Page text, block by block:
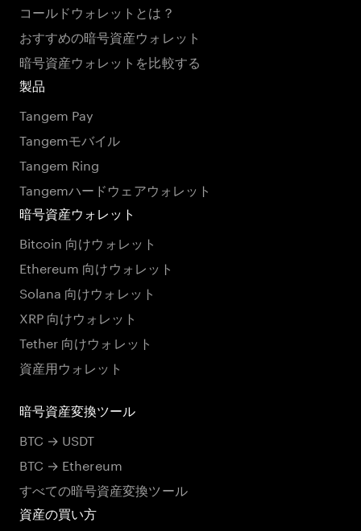
コールドウォレットとは？
おすすめの暗号資産ウォレット
暗号資産ウォレットを比較する
製品
Tangem Pay
Tangemモバイル
Tangem Ring
Tangemハードウェアウォレット
暗号資産ウォレット
Bitcoin 向けウォレット
Ethereum 向けウォレット
Solana 向けウォレット
XRP 向けウォレット
Tether 向けウォレット
資産用ウォレット
暗号資産変換ツール
BTC → USDT
BTC → Ethereum
すべての暗号資産変換ツール
資産の買い方